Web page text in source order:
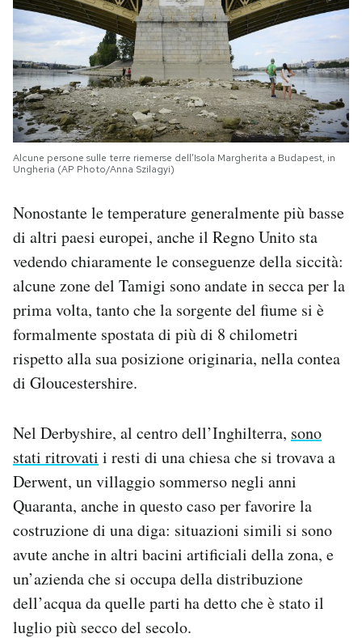
Alcune persone sulle terre riemerse dell’Isola Margherita a Budapest, in
Ungheria (AP Photo/Anna Szilagyi)
Nonostante le temperature generalmente più basse
di altri paesi europei, anche il Regno Unito sta
vedendo chiaramente le conseguenze della siccità:
alcune zone del Tamigi sono andate in secca per la
prima volta, tanto che la sorgente del fiume si è
formalmente spostata di più di 8 chilometri
rispetto alla sua posizione originaria, nella contea
di Gloucestershire.
Nel Derbyshire, al centro dell’Inghilterra, sono
stati ritrovati i resti di una chiesa che si trovava a
Derwent, un villaggio sommerso negli anni
Quaranta, anche in questo caso per favorire la
costruzione di una diga: situazioni simili si sono
avute anche in altri bacini artificiali della zona, e
un’azienda che si occupa della distribuzione
dell’acqua da quelle parti ha detto che è stato il
luglio più secco del secolo.